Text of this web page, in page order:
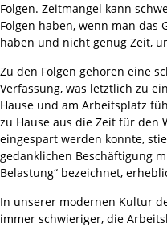
Folgen. Zeitmangel kann
Folgen haben, wenn man das
haben und nicht genug Zeit,
Zu den Folgen gehören eine
Verfassung, was letztlich zu
Hause und am Arbeitsplatz
zu Hause aus die Zeit für den
eingespart werden konnte,
gedanklichen Beschäftigung
Belastung“ bezeichnet,
In unserer modernen Kultur
immer schwieriger, die